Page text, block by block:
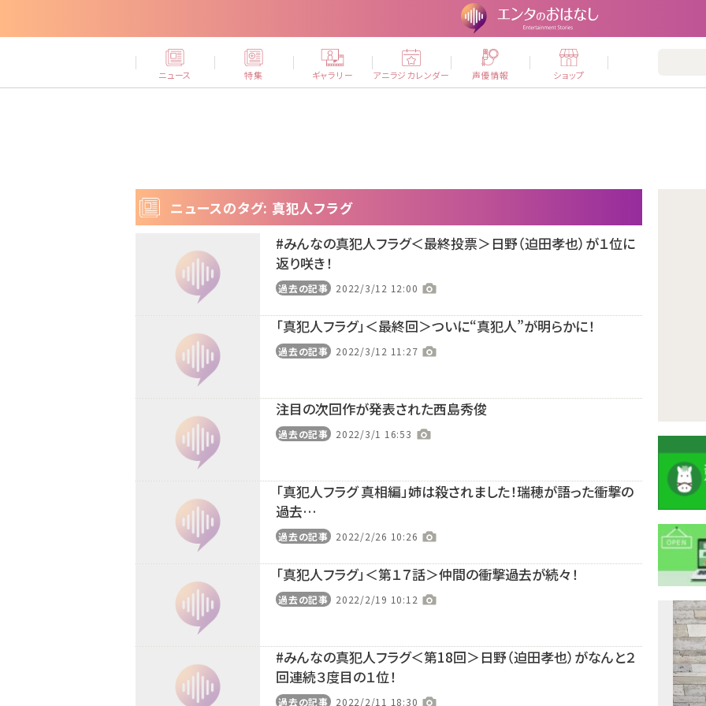
ニュース 特集 ギャラリー アニラジカレンダー 声優情報 ショップ
ニュースのタグ: 真犯人フラグ
#みんなの真犯人フラグ＜最終投票＞日野（迫田孝也）が１位に
返り咲き！
過去の記事 2022/3/12 12:00
「真犯人フラグ」＜最終回＞ついに“真犯人”が明らかに！
過去の記事 2022/3/12 11:27
注目の次回作が発表された西島秀俊
過去の記事 2022/3/1 16:53
「真犯人フラグ 真相編」姉は殺されました！瑞穂が語った衝撃の
過去…
過去の記事 2022/2/26 10:26
「真犯人フラグ」＜第１７話＞仲間の衝撃過去が続々！
過去の記事 2022/2/19 10:12
#みんなの真犯人フラグ＜第18回＞日野（迫田孝也）がなんと２
回連続３度目の１位！
過去の記事 2022/2/11 18:30
注
目
ニ